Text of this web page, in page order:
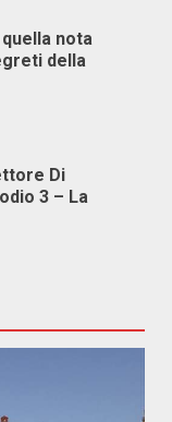
nota
della
Di
3 – La